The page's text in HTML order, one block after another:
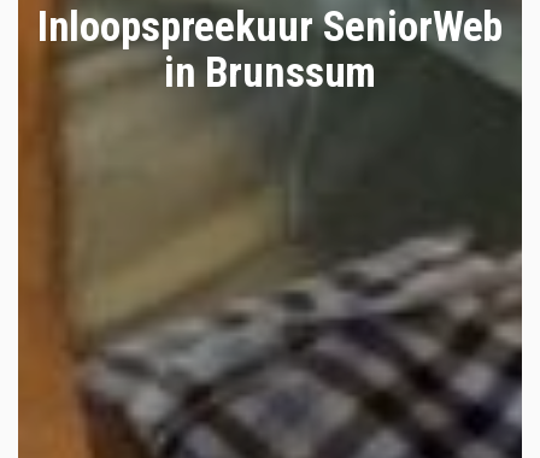
Inloopspreekuur SeniorWeb
in Brunssum